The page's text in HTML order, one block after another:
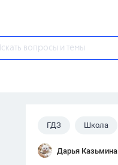
Популярные темы
ГДЗ
ГДЗ Школа
Дарья Казьмина